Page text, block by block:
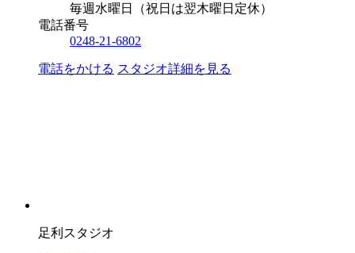
毎週水曜日（祝日は翌木曜日定休）
電話番号
0248-21-6802
電話をかける スタジオ詳細を見る
足利スタジオ